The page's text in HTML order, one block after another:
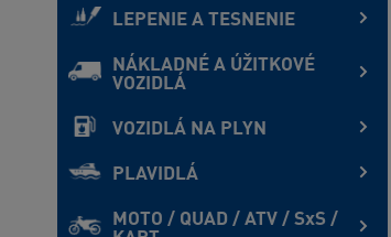
LEPENIE A TESNENIE
NÁKLADNÉ A ÚŽITKOVÉ
VOZIDLÁ
VOZIDLÁ NA PLYN
PLAVIDLÁ
MOTO / QUAD / ATV / SxS /